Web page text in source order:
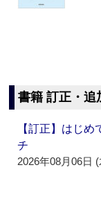
書籍 訂正・追
【訂正】はじ
チ
2026年08月06日 (